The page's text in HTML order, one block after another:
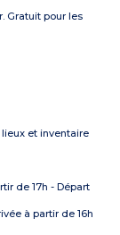
Gratuit pour les
et inventaire
de 17h - Départ
à partir de 16h